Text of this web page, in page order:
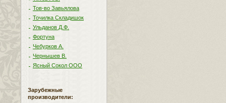
Тов-во Завьялова
Точилка Складишок
Ульданов Д.Ф.
Фортуна
Чебурков А.
Чернышев В.
Ясный Сокол ООО
Зарубежные
производители: